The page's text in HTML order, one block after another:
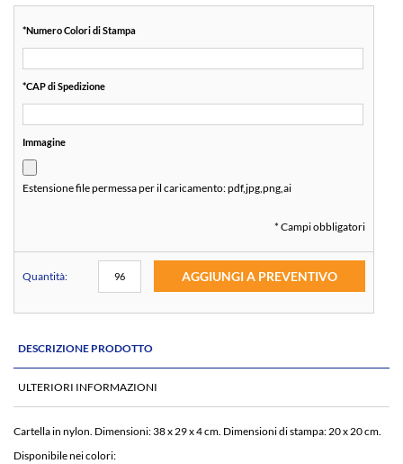
*Numero Colori di Stampa
*CAP di Spedizione
Immagine
Estensione file permessa per il caricamento:pdf,jpg,png,ai
* Campi obbligatori
Quantità: AGGIUNGI A PREVENTIVO
DESCRIZIONE PRODOTTO
ULTERIORI INFORMAZIONI
Cartella in nylon. Dimensioni: 38 x 29 x 4 cm. Dimensioni di stampa: 20 x 20 cm.
Disponibile nei colori: